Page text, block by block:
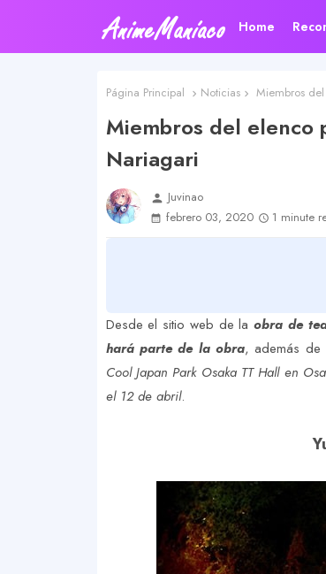
Home
Página Principal Noticias Miembros
Miembros del elenco
Nariagari
person Juvinao
febrero 03, 2020
1 minute
Desde el sitio web de laobra de
hará parte de la obra, además de
Cool Japan Park Osaka TT Hall en
el 12 de abril.